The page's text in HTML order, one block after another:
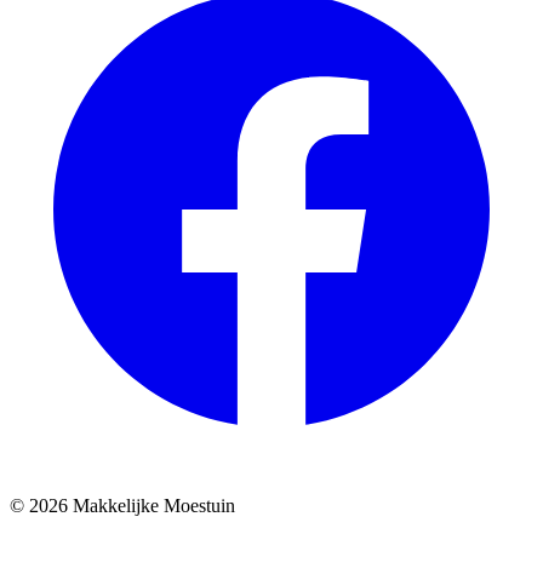
© 2026 Makkelijke Moestuin